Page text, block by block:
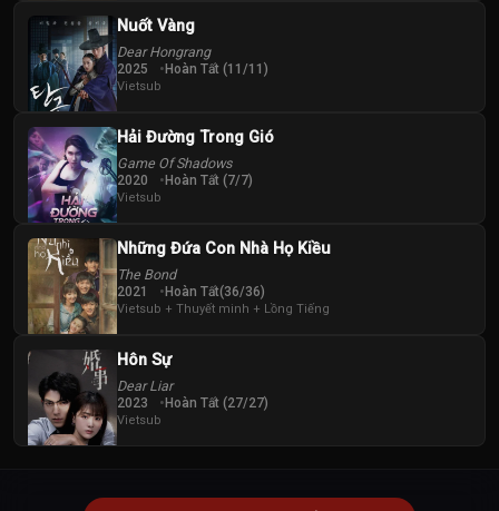
Nuốt Vàng
Dear Hongrang
2025 Hoàn Tất (11/11)
Vietsub
Hải Đường Trong Gió
Game Of Shadows
2020 Hoàn Tất (7/7)
Vietsub
Những Đứa Con Nhà Họ Kiều
The Bond
2021 Hoàn Tất(36/36)
Vietsub + Thuyết minh + Lồng Tiếng
Hôn Sự
Dear Liar
2023 Hoàn Tất (27/27)
Vietsub